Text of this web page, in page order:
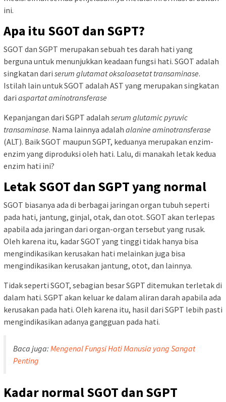
ini.
Apa itu SGOT dan SGPT?
SGOT dan SGPT merupakan sebuah tes darah hati yang
berguna untuk menunjukkan keadaan fungsi hati. SGOT adalah
singkatan dari serum glutamat oksaloasetat transaminase.
Istilah lain untuk SGOT adalah AST yang merupakan singkatan
dari aspartat aminotransferase
Kepanjangan dari SGPT adalah serum glutamic pyruvic
transaminase. Nama lainnya adalah alanine aminotransferase
(ALT). Baik SGOT maupun SGPT, keduanya merupakan enzim-
enzim yang diproduksi oleh hati. Lalu, di manakah letak kedua
enzim hati ini?
Letak SGOT dan SGPT yang normal
SGOT biasanya ada di berbagai jaringan organ tubuh seperti
pada hati, jantung, ginjal, otak, dan otot. SGOT akan terlepas
apabila ada jaringan dari organ-organ tersebut yang rusak.
Oleh karena itu, kadar SGOT yang tinggi tidak hanya bisa
mengindikasikan kerusakan hati melainkan juga bisa
mengindikasikan kerusakan jantung, otot, dan lainnya.
Tidak seperti SGOT, sebagian besar SGPT ditemukan terletak di
dalam hati. SGPT akan keluar ke dalam aliran darah apabila ada
kerusakan pada hati. Oleh karena itu, hasil dari SGPT lebih pasti
mengindikasikan adanya gangguan pada hati.
Baca juga: Mengenal Fungsi Hati Manusia yang Sangat
Penting
Kadar normal SGOT dan SGPT